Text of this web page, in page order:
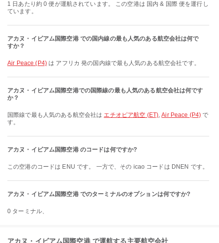
1 日あたり約 0 便が運航されています。 この空港は 国内 & 国際 便を運行し
ています。
アカヌ・イビアム国際空港 での国内線の最も人気のある航空会社は何で
すか？
Air Peace (P4)は アフリカ 発の国内線で最も人気のある航空会社です。
アカヌ・イビアム国際空港での国際線の最も人気のある航空会社は何です
か？
国際線で最も人気のある航空会社は エチオピア航空 (ET),Air Peace (P4) で
す。
アカヌ・イビアム国際空港 のコードは何ですか?
この空港のコードは ENU です。 一方で、その icao コードは DNEN です。
アカヌ・イビアム国際空港 でのターミナルのオプションは何ですか?
0 ターミナル、
アカヌ・イビアム国際空港 で運航する主要航空会社